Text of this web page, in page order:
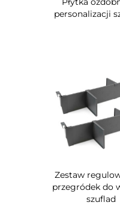
personalizacji
Zestaw
przegródek do
szuflad